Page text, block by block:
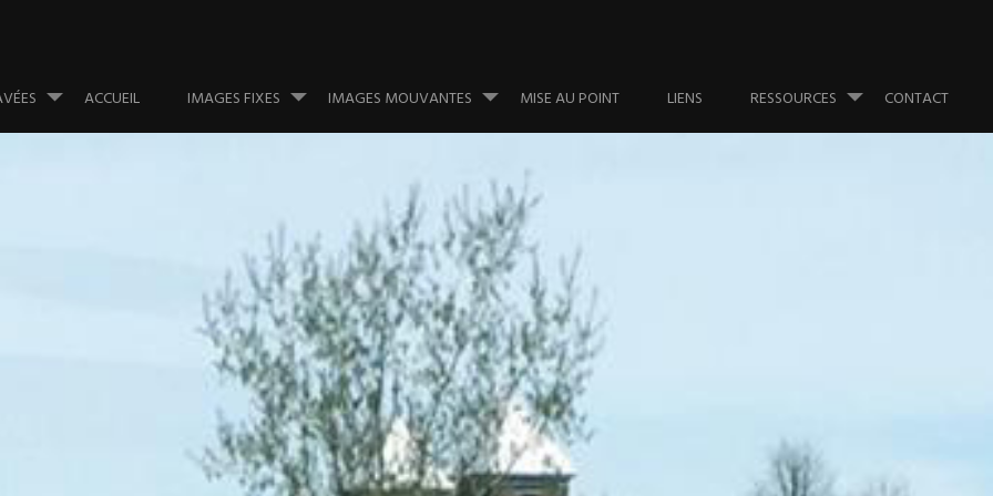
ACCUEIL IMAGES FIXES IMAGES MOUVANTES MISE AU POINT LIENS RESSOURCES CONTACT